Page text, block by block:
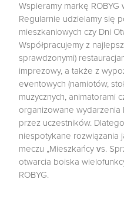
Wspieramy markę
Regularnie udzielamy się
mieszkaniowych czy Dni
Współpracujemy z
sprawdzonymi)
imprezowy, a także z
eventowych (namiotów,
muzycznych, animatorami
organizowane wydarzenia
przez uczestników.
niespotykane rozwiązania
meczu „Mieszkańcy vs.
otwarcia boiska
ROBYG.